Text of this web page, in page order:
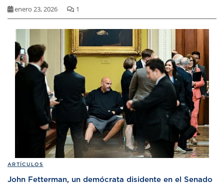
enero 23, 2026 1
ARTÍCULOS
John Fetterman, un demócrata disidente en el Senado